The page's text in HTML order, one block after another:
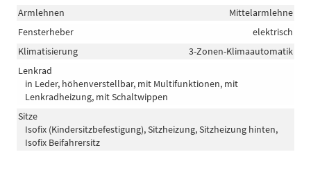
Armlehnen
Mittelarmlehne
Fensterheber
elektrisch
Klimatisierung
3-Zonen-Klimaautomatik
Lenkrad
in Leder, höhenverstellbar, mit Multifunktionen, mit
Lenkradheizung, mit Schaltwippen
Sitze
Isofix (Kindersitzbefestigung), Sitzheizung, Sitzheizung hinten,
Isofix Beifahrersitz